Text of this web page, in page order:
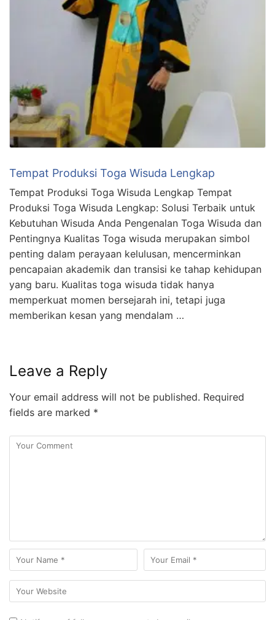
Tempat Produksi Toga Wisuda Lengkap
Tempat Produksi Toga Wisuda Lengkap Tempat
Produksi Toga Wisuda Lengkap: Solusi Terbaik untuk
Kebutuhan Wisuda Anda Pengenalan Toga Wisuda dan
Pentingnya Kualitas Toga wisuda merupakan simbol
penting dalam perayaan kelulusan, mencerminkan
pencapaian akademik dan transisi ke tahap kehidupan
yang baru. Kualitas toga wisuda tidak hanya
memperkuat momen bersejarah ini, tetapi juga
memberikan kesan yang mendalam …
Leave a Reply
Your email address will not be published. Required
fields are marked *